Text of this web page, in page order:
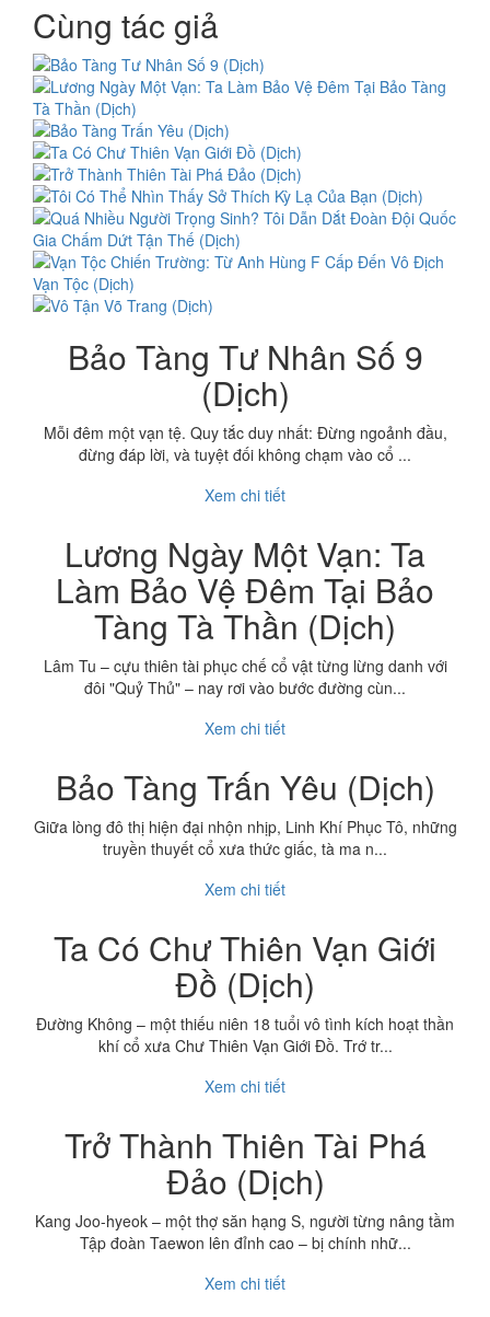
Cùng tác giả
Bảo Tàng Tư Nhân Số 9
(Dịch)
Mỗi đêm một vạn tệ. Quy tắc duy nhất: Đừng ngoảnh đầu,
đừng đáp lời, và tuyệt đối không chạm vào cổ ...
Xem chi tiết
Lương Ngày Một Vạn: Ta
Làm Bảo Vệ Đêm Tại Bảo
Tàng Tà Thần (Dịch)
Lâm Tu – cựu thiên tài phục chế cổ vật từng lừng danh với
đôi "Quỷ Thủ" – nay rơi vào bước đường cùn...
Xem chi tiết
Bảo Tàng Trấn Yêu (Dịch)
Giữa lòng đô thị hiện đại nhộn nhịp, Linh Khí Phục Tô, những
truyền thuyết cổ xưa thức giấc, tà ma n...
Xem chi tiết
Ta Có Chư Thiên Vạn Giới
Đồ (Dịch)
Đường Không – một thiếu niên 18 tuổi vô tình kích hoạt thần
khí cổ xưa Chư Thiên Vạn Giới Đồ. Trớ tr...
Xem chi tiết
Trở Thành Thiên Tài Phá
Đảo (Dịch)
Kang Joo-hyeok – một thợ săn hạng S, người từng nâng tầm
Tập đoàn Taewon lên đỉnh cao – bị chính nhữ...
Xem chi tiết